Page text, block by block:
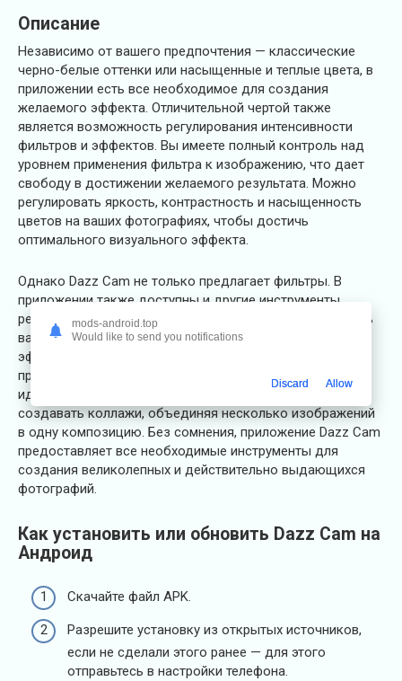
Описание
Независимо от вашего предпочтения — классические
черно-белые оттенки или насыщенные и теплые цвета, в
приложении есть все необходимое для создания
желаемого эффекта. Отличительной чертой также
является возможность регулирования интенсивности
фильтров и эффектов. Вы имеете полный контроль над
уровнем применения фильтра к изображению, что дает
свободу в достижении желаемого результата. Можно
регулировать яркость, контрастность и насыщенность
цветов на ваших фотографиях, чтобы достичь
оптимального визуального эффекта.
Однако Dazz Cam не только предлагает фильтры. В
приложении также доступны и другие инструменты
редактирования, чтобы оптимизировать каждую деталь
вашего снимка. Вы можете добавить дополнительные
эффекты, устранить шум, улучшить резкость или
применить размытие — все, что нужно для создания
идеальной фотографии. Кроме того, есть возможность
создавать коллажи, объединяя несколько изображений
в одну композицию. Без сомнения, приложение Dazz Cam
предоставляет все необходимые инструменты для
создания великолепных и действительно выдающихся
фотографий.
Как установить или обновить Dazz Cam на
Андроид
Скачайте файл APK.
Разрешите установку из открытых источников,
если не сделали этого ранее — для этого
отправьтесь в настройки телефона.
mods-android.top
Would like to send you notifications
Discard Allow